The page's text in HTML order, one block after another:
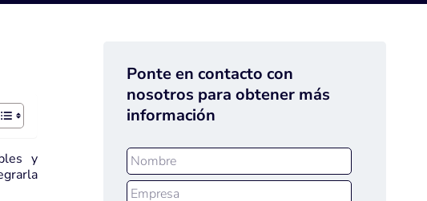
y
Ponte en contacto con
nosotros para obtener más
información